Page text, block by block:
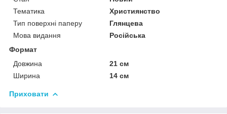
Тематика
Християнство
Тип поверхні паперу
Глянцева
Мова видання
Російська
Формат
Довжина
21 см
Ширина
14 см
Приховати